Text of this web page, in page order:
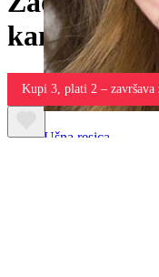
Ušna resica
Kupi 3, plati 2 – završava